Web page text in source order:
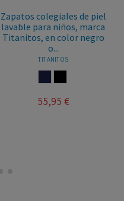
Zapatos colegiales de piel
lavable para niños, marca
Titanitos, en color negro
o...
TITANITOS
55,95 €